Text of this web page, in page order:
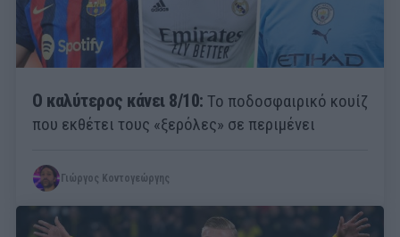
Ο καλύτερος κάνει 8/10: Το ποδοσφαιρικό κουίζ
που εκθέτει τους «ξερόλες» σε περιμένει
Γιώργος Κοντογεώργης